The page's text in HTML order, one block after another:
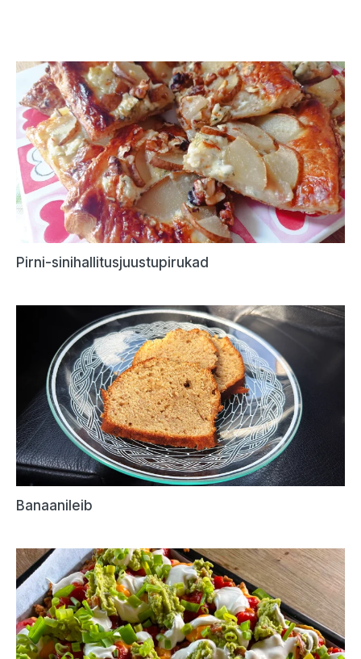
Pirni-sinihallitusjuustupirukad
Banaanileib